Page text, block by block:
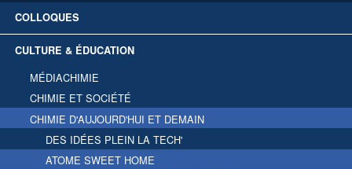
COLLOQUES
CULTURE & ÉDUCATION
MÉDIACHIMIE
CHIMIE ET SOCIÉTÉ
CHIMIE D'AUJOURD'HUI ET DEMAIN
DES IDÉES PLEIN LA TECH'
ATOME SWEET HOME